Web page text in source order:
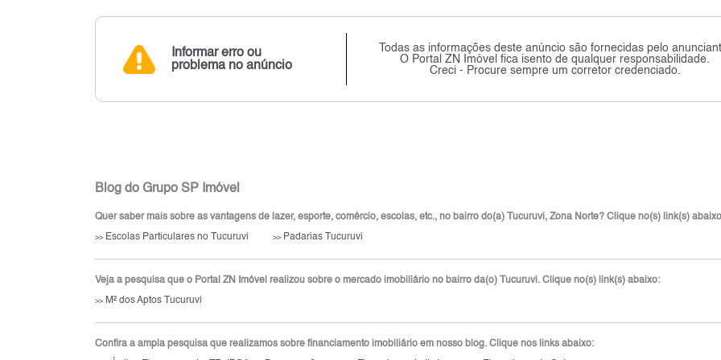
Informar erro ou
problema no anúncio
Todas as informações deste anúncio são fornecidas pelo
O Portal ZN Imóvel fica isento de qualquer responsabilidade.
Creci - Procure sempre um corretor credenciado.
Blog do Grupo SP Imóvel
Quer saber mais sobre as vantagens de lazer, esporte, comércio, escolas, etc., no bairro do(a) Tucuruvi, Zona Norte? Clique no(s) link(s)
>>Escolas Particulares no Tucuruvi >>Padarias Tucuruvi
Veja a pesquisa que o Portal ZN Imóvel realizou sobre o mercado imobiliário no bairro da(o) Tucuruvi. Clique no(s) link(s) abaixo:
>>M² dos Aptos Tucuruvi
Confira a ampla pesquisa que realizamos sobre financiamento imobiliário em nosso blog. Clique nos links abaixo: